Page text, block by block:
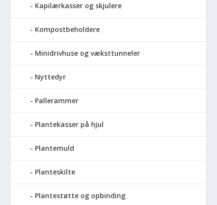
Kapilærkasser og skjulere
Kompostbeholdere
Minidrivhuse og væksttunneler
Nyttedyr
Pallerammer
Plantekasser på hjul
Plantemuld
Planteskilte
Plantestøtte og opbinding